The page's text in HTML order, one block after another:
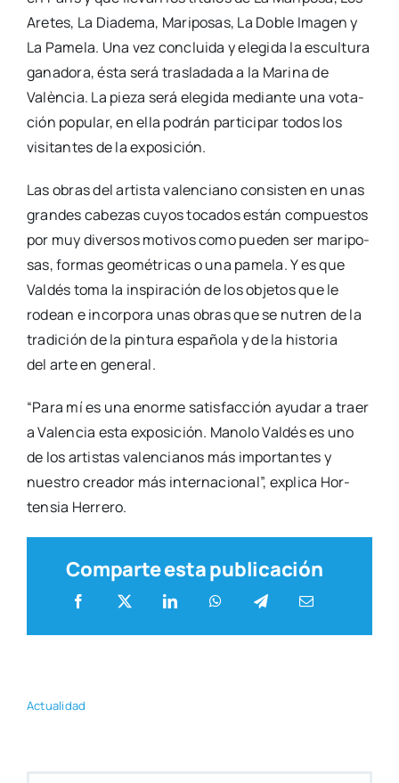
Are­tes, La Dia­de­ma, Mari­po­sas, La Doble Ima­gen y
La Pame­la. Una vez con­clui­da y ele­gi­da la escul­tu­ra
gana­do­ra, ésta será tras­la­da­da a la Mari­na de
Valèn­cia. La pie­za será ele­gi­da median­te una vota­
ción popu­lar, en ella podrán par­ti­ci­par todos los
visi­tan­tes de la expo­si­ción.
Las obras del artis­ta valen­ciano con­sis­ten en unas
gran­des cabe­zas cuyos toca­dos están com­pues­tos
por muy diver­sos moti­vos como pue­den ser mari­po­
sas, for­mas geo­mé­tri­cas o una pame­la. Y es que
Val­dés toma la ins­pi­ra­ción de los obje­tos que le
rodean e incor­po­ra unas obras que se nutren de la
tra­di­ción de la pin­tu­ra espa­ño­la y de la his­to­ria
del arte en gene­ral.
“Para mí es una enor­me satis­fac­ción ayu­dar a traer
a Valen­cia esta expo­si­ción. Mano­lo Val­dés es uno
de los artis­tas valen­cia­nos más impor­tan­tes y
nues­tro crea­dor más inter­na­cio­nal”, expli­ca Hor­
ten­sia Herre­ro.
Comparte esta publicación
Actua­li­dad